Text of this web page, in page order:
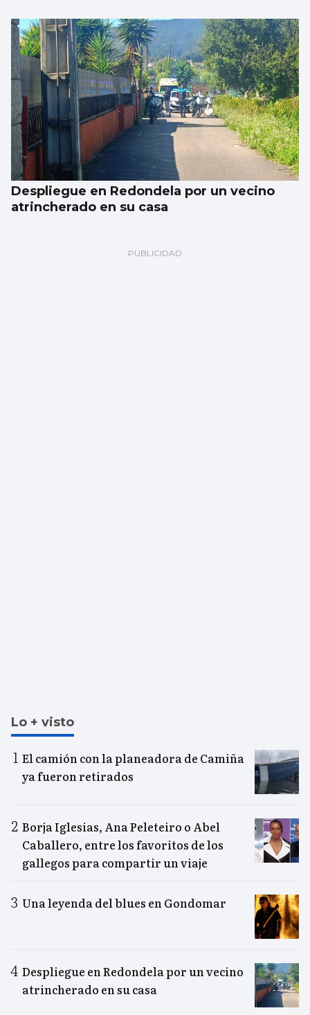
Despliegue en Redondela por un vecino
atrincherado en su casa
Lo + visto
El camión con la planeadora de Camiña
ya fueron retirados
Borja Iglesias, Ana Peleteiro o Abel
Caballero, entre los favoritos de los
gallegos para compartir un viaje
Una leyenda del blues en Gondomar
Despliegue en Redondela por un vecino
atrincherado en su casa